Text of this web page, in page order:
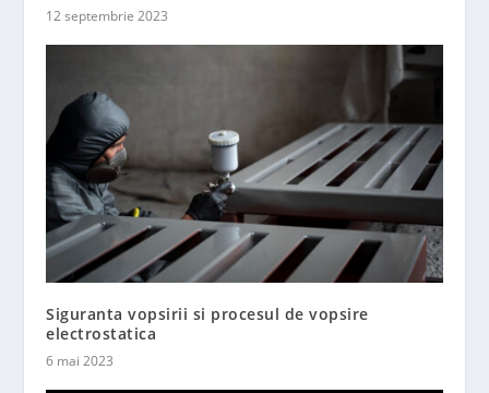
12 septembrie 2023
Siguranta vopsirii si procesul de vopsire
electrostatica
6 mai 2023